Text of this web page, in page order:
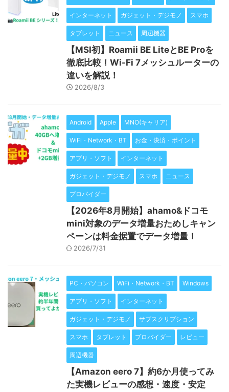
インターネット ガジェット・デジモノ スマホ
タブレット ニュース 周辺機器
【MSI初】Roamii BE LiteとBE Proを
徹底比較！Wi-Fi 7メッシュルーターの
違いを解説！
2026/8/3
Android Apple MNO(キャリア)
WiFi・Network・BT お金・決済・ポイント
アプリ・ソフト インターネット
ガジェット・デジモノ スマホ ニュース
プロバイダー
【2026年8月開始】ahamo&ドコモ
mini対象のデータ増量おためしキャン
ペーンは料金据置でデータ増量！
2026/7/31
PC・パソコン WiFi・Network・BT Windows
アプリ・ソフト インターネット
ガジェット・デジモノ サブスクリプション
スマホ タブレット プロバイダー レビュー
周辺機器
【Amazon eero 7】約6か月使ってみ
た実機レビューの感想・速度・安定